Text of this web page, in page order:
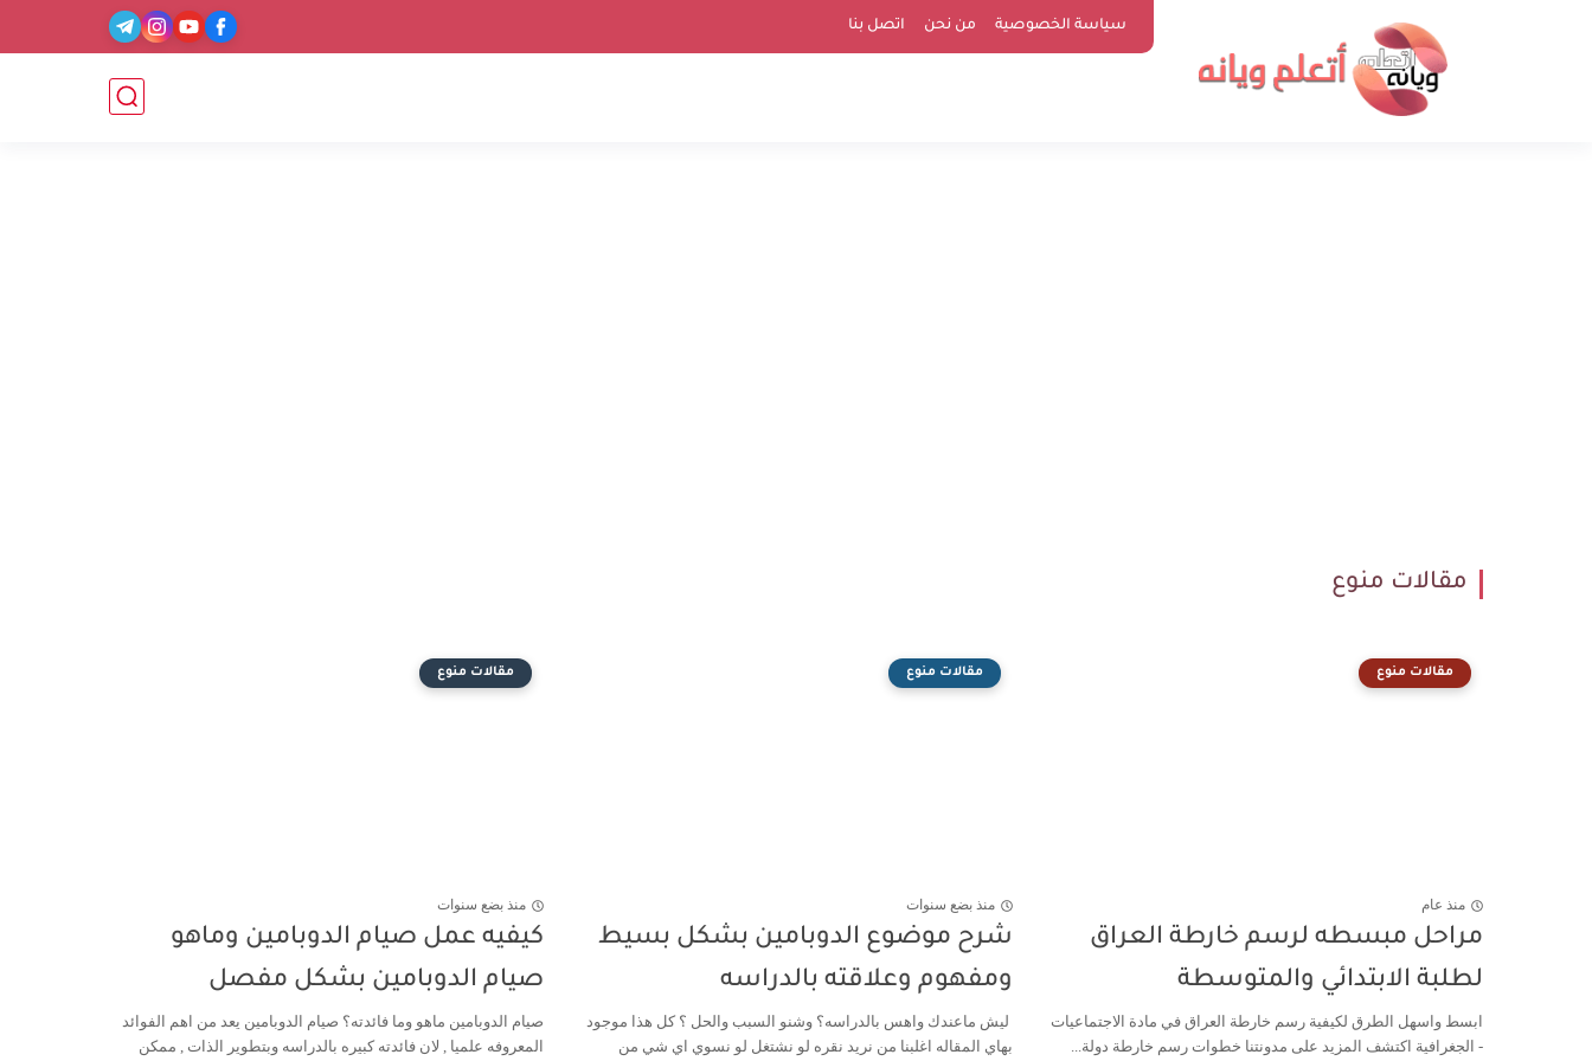
سياسة الخصوصية من نحن اتصل بنا
مقالات منوع
مقالات منوع
منذ عام
مراحل مبسطه لرسم خارطة العراق
لطلبة الابتدائي والمتوسطة
ابسط واسهل الطرق لكيفية رسم خارطة العراق في مادة الاجتماعيات
- الجغرافية اكتشف المزيد على مدونتنا خطوات رسم خارطة دولة...
مقالات منوع
منذ بضع سنوات
شرح موضوع الدوبامين بشكل بسيط
ومفهوم وعلاقته بالدراسه
ليش ماعندك واهس بالدراسه؟ وشنو السبب والحل ؟ كل هذا موجود
بهاي المقاله اغلبنا من نريد نقره لو نشتغل لو نسوي اي شي من
مقالات منوع
منذ بضع سنوات
كيفيه عمل صيام الدوبامين وماهو
صيام الدوبامين بشكل مفصل
صيام الدوبامين ماهو وما فائدته؟ صيام الدوبامين يعد من اهم الفوائد
المعروفه علميا , لان فائدته كبيره بالدراسه وبتطوير الذات , ممكن